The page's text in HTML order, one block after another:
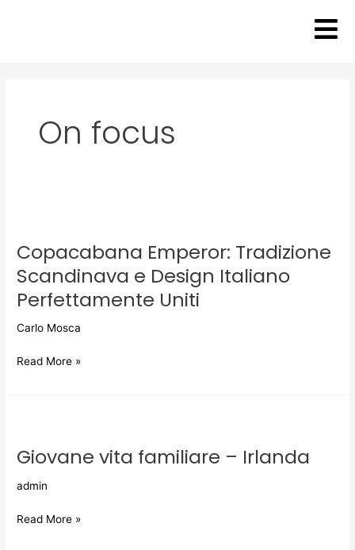
On focus
Copacabana Emperor: Tradizione
Scandinava e Design Italiano
Perfettamente Uniti
Carlo Mosca
Tradizione
Scandinava
e
Design
Perfettamente
Read More »
Giovane vita familiare – Irlanda
admin
familiare
Irlanda
Read More »